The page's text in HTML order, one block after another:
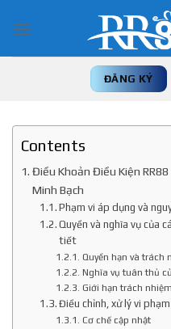
ĐĂNG KÝ
Contents
Điều Khoản Điều Kiện
Minh Bạch
Phạm vi áp dụng và
Quyền và nghĩa vụ của
tiết
Quyền hạn và trách
Nghĩa vụ tuân thủ
Giới hạn trách nhiệm
Điều chỉnh, xử lý vi
Cơ chế cập nhật